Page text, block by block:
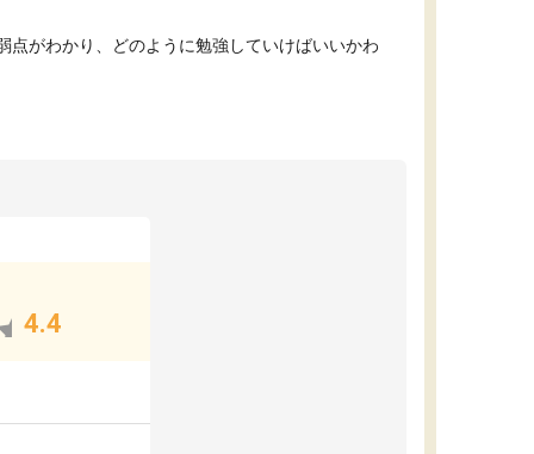
がわかり、どのように勉強していけばいいかわ
4.4